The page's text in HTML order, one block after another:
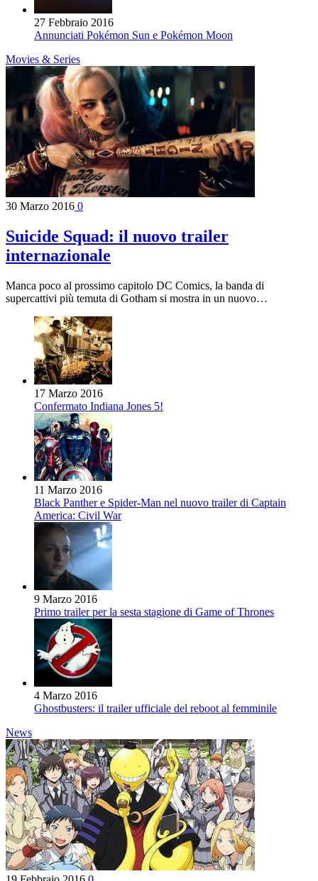
27 Febbraio 2016
Annunciati Pokémon Sun e Pokémon Moon
Movies & Series
30 Marzo 2016 0
Suicide Squad: il nuovo trailer
internazionale
Manca poco al prossimo capitolo DC Comics, la banda di
supercattivi più temuta di Gotham si mostra in un nuovo…
17 Marzo 2016
Confermato Indiana Jones 5!
11 Marzo 2016
Black Panther e Spider-Man nel nuovo trailer di Captain
America: Civil War
9 Marzo 2016
Primo trailer per la sesta stagione di Game of Thrones
4 Marzo 2016
Ghostbusters: il trailer ufficiale del reboot al femminile
News